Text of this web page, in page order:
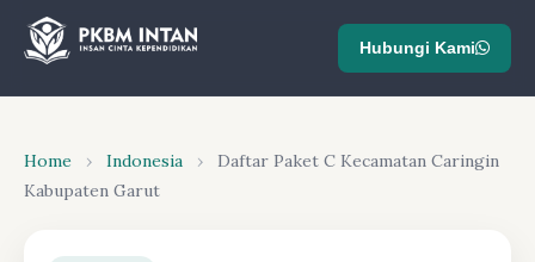
Hubungi Kami
Home › Indonesia ›
Daftar Paket C Kecamatan Caringin
Kabupaten Garut